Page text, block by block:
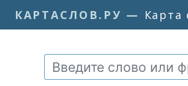
КАРТАСЛОВ.РУ — Карта